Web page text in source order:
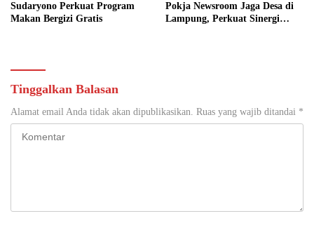
Sudaryono Perkuat Program
Makan Bergizi Gratis
Pokja Newsroom Jaga Desa di
Lampung, Perkuat Sinergi
Tinggalkan Balasan
Alamat email Anda tidak akan dipublikasikan. Ruas yang wajib ditandai *